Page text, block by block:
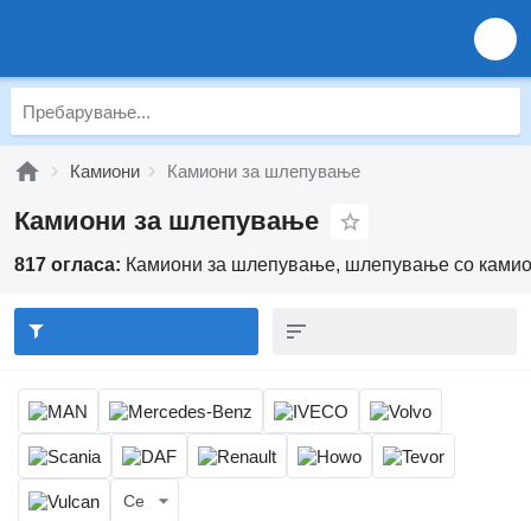
Камиони Камиони за шлепување
Камиони за шлепување
817 огласа: Камиони за шлепување, шлепување со
Се